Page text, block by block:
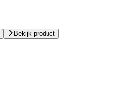
Bekijk product